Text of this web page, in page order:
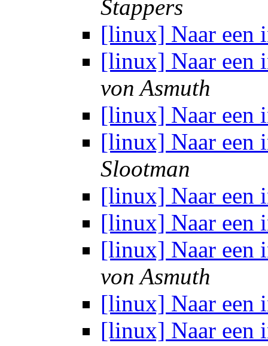
Stappers
[linux] Naar een
[linux] Naar een
von Asmuth
[linux] Naar een
[linux] Naar een
Slootman
[linux] Naar een
[linux] Naar een
[linux] Naar een
von Asmuth
[linux] Naar een
[linux] Naar een